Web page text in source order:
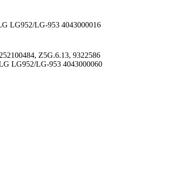
LG952/LG-953 4043000016
Z5G.6.13, 9322586
LG952/LG-953 4043000060